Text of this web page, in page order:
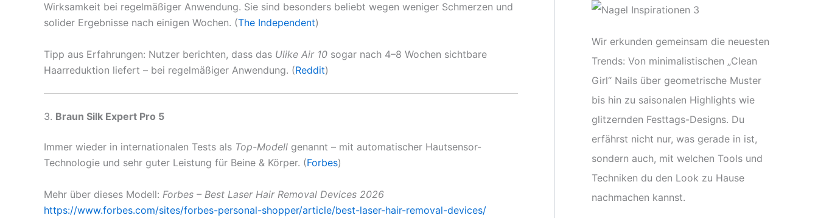
Wirksamkeit bei regelmäßiger Anwendung. Sie sind besonders beliebt wegen weniger Schmerzen und
solider Ergebnisse nach einigen Wochen. (The Independent)
Tipp aus Erfahrungen: Nutzer berichten, dass das Ulike Air 10 sogar nach 4–8 Wochen sichtbare
Haarreduktion liefert – bei regelmäßiger Anwendung. (Reddit)
3. Braun Silk Expert Pro 5
Immer wieder in internationalen Tests als Top-Modell genannt – mit automatischer Hautsensor-
Technologie und sehr guter Leistung für Beine & Körper. (Forbes)
Mehr über dieses Modell: Forbes – Best Laser Hair Removal Devices 2026
https://www.forbes.com/sites/forbes-personal-shopper/article/best-laser-hair-removal-devices/
Wir erkunden gemeinsam die neuesten
Trends: Von minimalistischen „Clean
Girl“ Nails über geometrische Muster
bis hin zu saisonalen Highlights wie
glitzernden Festtags-Designs. Du
erfährst nicht nur, was gerade in ist,
sondern auch, mit welchen Tools und
Techniken du den Look zu Hause
nachmachen kannst.